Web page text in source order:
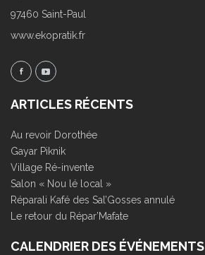
97460 Saint-Paul
www.ekopratik.fr
ARTICLES RÉCENTS
Au revoir Dorothée
Gayar Piknik
Village Ré-invente
Salon « Nou lé local »
Réparali Kafé des Sal’Gosses annulé
Le retour du Répar’Mafate
CALENDRIER DES ÉVÉNEMENTS